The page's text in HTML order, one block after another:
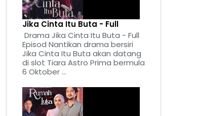
Jika Cinta Itu Buta - Full
Drama Jika Cinta Itu Buta - Full
Episod Nantikan drama bersiri
Jika Cinta Itu Buta akan datang
di slot Tiara Astro Prima bermula
6 Oktober ...